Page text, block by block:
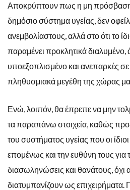
Αποκρύπτουν πως η μη
δημόσιο σύστημα υγείας, δεν
ανεμβολίαστους, αλλά στο ότι το
παραμένει προκλητικά
υποεξοπλισμένο και ανεπαρκές
πληθυσμιακά μεγέθη της χώρας
Ενώ, λοιπόν, θα έπρεπε να μην
τα παραπάνω στοιχεία, καθώς
του συστήματος υγείας που οι
επομένως και την ευθύνη τους για
διασωληνώσεις και θανάτους, όχι
διατυμπανίζουν ως